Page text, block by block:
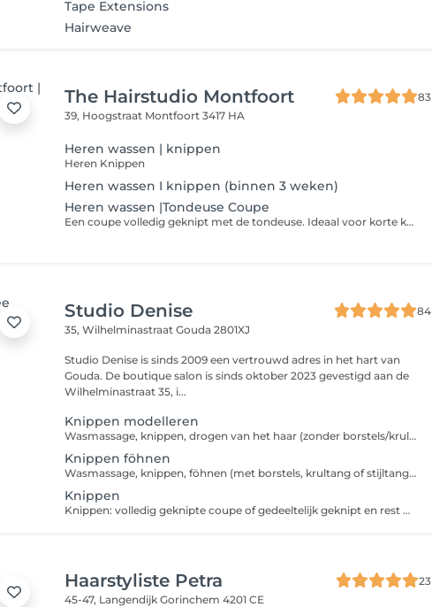
Tape Extensions
Hairweave
The Hairstudio Montfoort
83
39, Hoogstraat Montfoort 3417 HA
Heren wassen | knippen
Heren Knippen
Heren wassen I knippen (binnen 3 weken)
Heren wassen |Tondeuse Coupe
Een coupe volledig geknipt met de tondeuse. Ideaal voor korte kapsels.
Studio Denise
84
35, WilhelminastraatGouda 2801XJ
Studio Denise is sinds 2009 een vertrouwd adres in het hart van
Gouda. De boutique salon is sinds oktober 2023 gevestigd aan de
Wilhelminastraat 35, i...
Knippen modelleren
Wasmassage, knippen, drogen van het haar (zonder borstels/krultang/stijltang) maar wel met stylingsproducten.
Knippen föhnen
Wasmassage, knippen, föhnen (met borstels, krultang of stijltang) en stylingsproducten.
Knippen
Knippen: volledig geknipte coupe of gedeeltelijk geknipt en rest met tondeuse Tondeuse: het hele hoofd wordt geschoren met de tondeuse (er wordt dus niets geknipt)
Haarstyliste Petra
23
45-47, LangendijkGorinchem 4201 CE